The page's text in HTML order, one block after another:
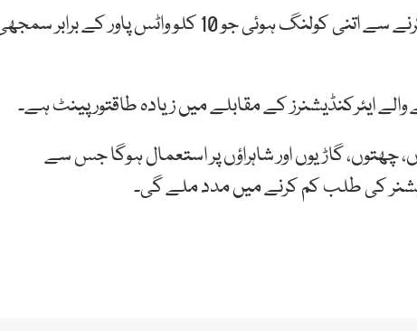
اس سفید پینٹ سے ایک ہزار اسکوائر فٹ رقبے کو کور کرنے سے اتنی کولنگ ہوئی جو 10 کلو واٹس پاور کے برابر
ایئرکنڈیشنرز کے مقابلے میں زیادہ طاقتور پینٹ ہے۔
چھتوں، گاڑیوں اور شاہراؤں پر استعمال ہوگا جس سے
کی طلب کم کرنے میں مدد ملے گی۔